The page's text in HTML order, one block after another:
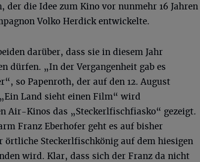
der die Idee zum Kino vor nunmehr 16 Jahren
Volko Herdick entwickelte.
darüber, dass sie in diesem Jahr
dürfen. „In der Vergangenheit gab es
so Papenroth, der auf den 12. August
Land sieht einen Film“ wird
Air-Kinos das „Steckerlfischfiasko“ gezeigt.
Franz Eberhofer geht es auf bisher
örtliche Steckerlfischkönig auf dem hiesigen
wird. Klar, dass sich der Franz da nicht